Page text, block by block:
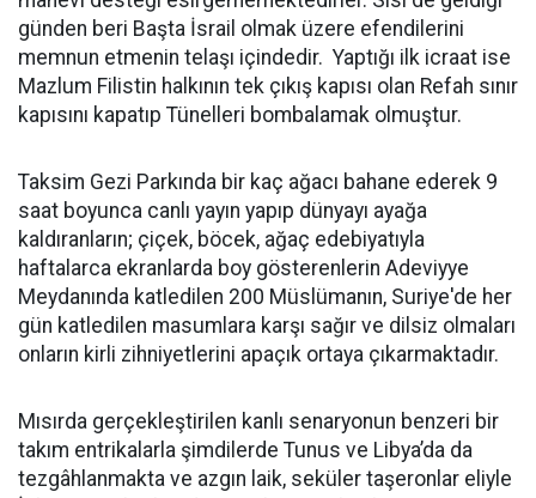
günden beri Başta İsrail olmak üzere efendilerini
memnun etmenin telaşı içindedir. Yaptığı ilk icraat ise
Mazlum Filistin halkının tek çıkış kapısı olan Refah sınır
kapısını kapatıp Tünelleri bombalamak olmuştur.
Taksim Gezi Parkında bir kaç ağacı bahane ederek 9
saat boyunca canlı yayın yapıp dünyayı ayağa
kaldıranların; çiçek, böcek, ağaç edebiyatıyla
haftalarca ekranlarda boy gösterenlerin Adeviyye
Meydanında katledilen 200 Müslümanın, Suriye'de her
gün katledilen masumlara karşı sağır ve dilsiz olmaları
onların kirli zihniyetlerini apaçık ortaya çıkarmaktadır.
Mısırda gerçekleştirilen kanlı senaryonun benzeri bir
takım entrikalarla şimdilerde Tunus ve Libya’da da
tezgâhlanmakta ve azgın laik, seküler taşeronlar eliyle